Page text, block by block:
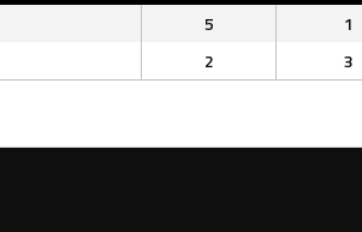
5 1
2 3